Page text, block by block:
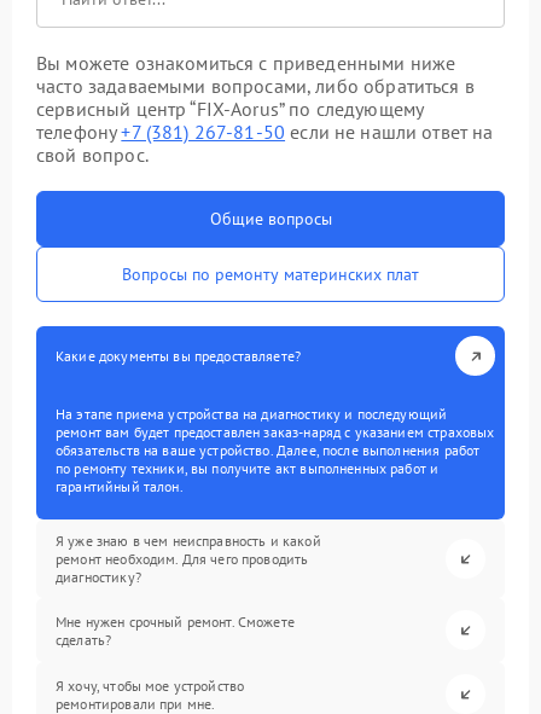
Вы можете ознакомиться с приведенными ниже
часто задаваемыми вопросами, либо обратиться в
сервисный центр “FIX-Aorus” по следующему
телефону+7 (381) 267-81-50 если не нашли ответ на
свой вопрос.
Общие вопросы
Вопросы по ремонту материнских плат
Какие документы вы предоставляете?
На этапе приема устройства на диагностику и последующий
ремонт вам будет предоставлен заказ-наряд с указанием страховых
обязательств на ваше устройство. Далее, после выполнения работ
по ремонту техники, вы получите акт выполненных работ и
гарантийный талон.
Я уже знаю в чем неисправность и какой
ремонт необходим. Для чего проводить
диагностику?
Мне нужен срочный ремонт. Сможете
сделать?
Я хочу, чтобы мое устройство
ремонтировали при мне.